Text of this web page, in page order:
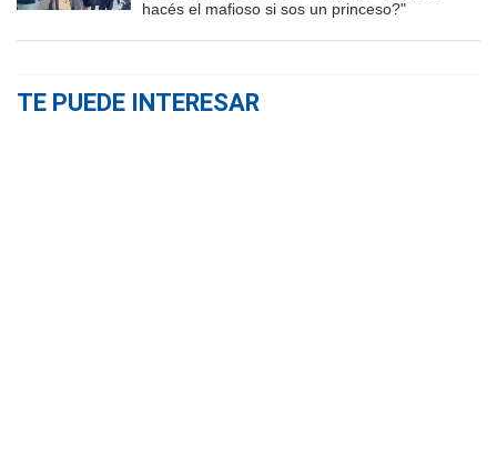
hacés el mafioso si sos un princeso?"
TE PUEDE INTERESAR